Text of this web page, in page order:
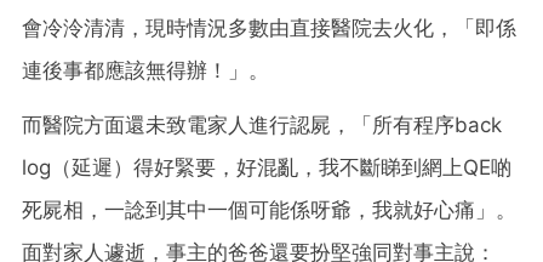
會冷泠清清，現時情況多數由直接醫院去火化，「即係
連後事都應該無得辦！」。
而醫院方面還未致電家人進行認屍，「所有程序back
log（延遲）得好緊要，好混亂，我不斷睇到網上QE啲
死屍相，一諗到其中一個可能係呀爺，我就好心痛」。
面對家人遽逝，事主的爸爸還要扮堅強同對事主說：